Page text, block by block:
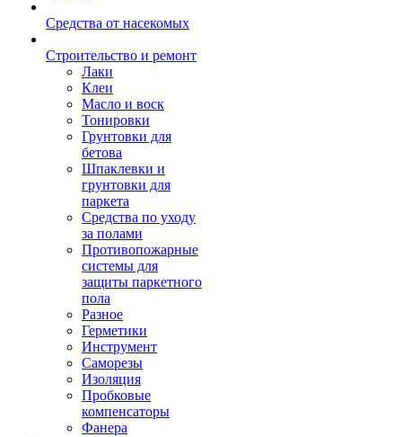
Средства от насекомых
Строительство и ремонт
Лаки
Клеи
Масло и воск
Тонировки
Грунтовки для
бетова
Шпаклевки и
грунтовки для
паркета
Средства по уходу
за полами
Противопожарные
системы для
защиты паркетного
пола
Разное
Герметики
Инструмент
Саморезы
Изоляция
Пробковые
компенсаторы
Фанера